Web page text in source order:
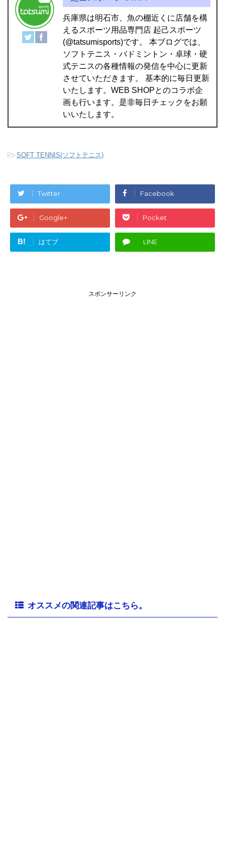
兵庫県は明石市、魚の棚近くに店舗を構
えるスポーツ用品専門店 起己スポーツ
(@tatsumisports)です。 本ブログでは、
ソフトテニス・バドミントン・卓球・硬
式テニスの各種情報の発信を中心に更新
させていただきます。 基本的に毎日更新
いたします。WEB SHOPとのコラボ企
画も行います。是非毎日チェックをお願
いいたします。
-SOFT TENNIS(ソフトテニス)
Twitter Facebook
Google+ Pocket
B! はてブ LINE
スポンサーリンク
オススメの関連記事はこちら。